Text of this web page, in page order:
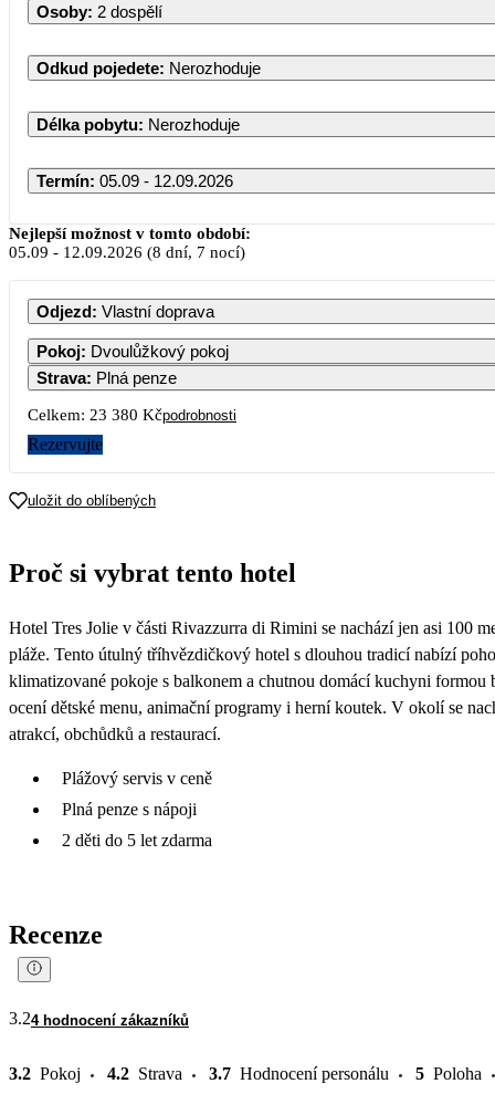
Osoby: 2 dospělí
Odkud pojedete: Nerozhoduje
Délka pobytu: Nerozhoduje
Termín: 05.09 - 12.09.2026
Září 2026
PO ÚT ST ČT PÁ SO NE
1 2 3 4 5 6
7 8 9 10 11 12 13
28 29 30
Nejlepší možnost v tomto období:
05.09 - 12.09.2026 (8 dní, 7 nocí)
Odjezd: Vlastní doprava
Pokoj: Dvoulůžkový pokoj
Strava: Plná penze
Celkem: 23 380 Kčpodrobnosti
Rezervujte
uložit do oblíbených
Proč si vybrat tento hotel
Hotel Tres Jolie v části Rivazzurra di Rimini se nachází jen asi 100
pláže. Tento útulný tříhvězdičkový hotel s dlouhou tradicí nabízí
klimatizované pokoje s balkonem a chutnou domácí kuchyni formou
ocení dětské menu, animační programy i herní koutek. V okolí se
atrakcí, obchůdků a restaurací.
Plážový servis v ceně
Plná penze s nápoji
2 děti do 5 let zdarma
Recenze
3.24 hodnocení zákazníků
3.2 Pokoj 4.2 Strava 3.7 Hodnocení personálu 5 Poloha